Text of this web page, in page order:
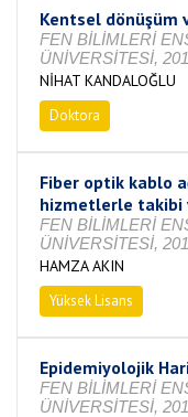
Kentsel dönüşüm
FEN BİLİMLERİ
ÜNİVERSİTESİ,
NİHAT KANDALOĞLU
Doktora
Fiber optik kablo
hizmetlerle takibi
FEN BİLİMLERİ
ÜNİVERSİTESİ,
HAMZA AKIN
Yüksek Lisans
Epidemiyolojik
FEN BİLİMLERİ
ÜNİVERSİTESİ,